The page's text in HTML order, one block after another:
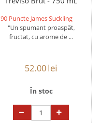
90 Puncte James Suckling
"Un spumant proaspăt,
fructat, cu arome de ...
52.00lei
În stoc